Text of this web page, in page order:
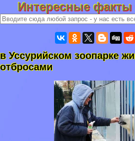
Интересные
в Уссурийском зоопарке
отбросами